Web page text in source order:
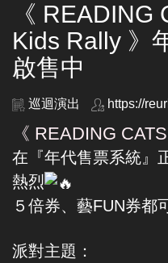
《 READING
Kids Rally 》
啟售中
巡迴演出 https://
《 READING
在『年代售票系統』
熱烈
５倍券、藝FUN券都
派對主題：